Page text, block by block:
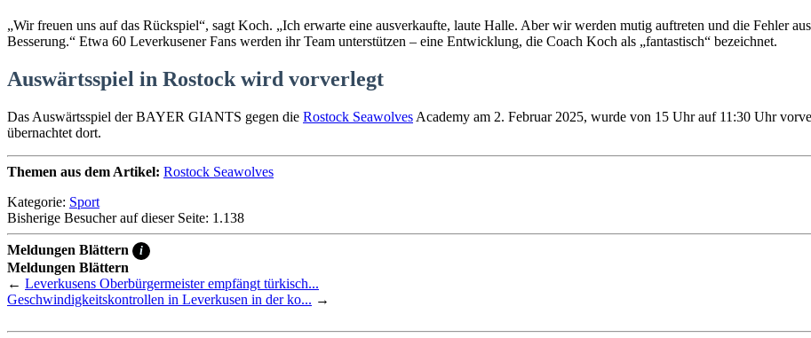
„Wir freuen uns auf das Rückspiel“, sagt Koch. „Ich erwarte eine ausverkaufte, laute Halle. Aber wir werden mutig auftreten und die Fehler
Besserung.“ Etwa 60 Leverkusener Fans werden ihr Team unterstützen – eine Entwicklung, die Coach Koch als „fantastisch“ bezeichnet.
Auswärtsspiel in Rostock wird vorverlegt
Das Auswärtsspiel der BAYER GIANTS gegen die Rostock Seawolves Academy am 2. Februar 2025, wurde von 15 Uhr auf 11:30 Uhr
übernachtet dort.
Themen aus dem Artikel: Rostock Seawolves
Kategorie: Sport
Bisherige Besucher auf dieser Seite: 1.138
Meldungen Blättern i
Meldungen Blättern
← Leverkusens Oberbürgermeister empfängt türkisch...
Geschwindigkeitskontrollen in Leverkusen in der ko... →